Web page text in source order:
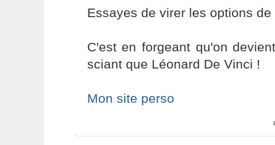
Essayes de virer les options
C'est en forgeant qu'on
sciant que Léonard De Vinci !
Mon site perso